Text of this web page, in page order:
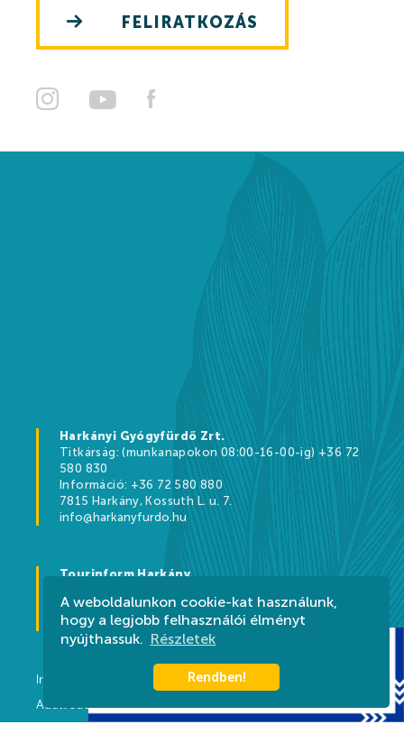
A weboldalunkon cookie-kat használunk,
hogy a legjobb felhasználói élményt
nyújthassuk. Részletek
Rendben!
NYITVATARTÁSKAPCSOLAT
FELIRATKOZÁS
Harkányi Gyógyfürdő Zrt.
Titkárság: (munkanapokon 08:00-16-00-ig) +36 72
580 830
Információ: +36 72 580 880
7815 Harkány, Kossuth L. u. 7.
info@harkanyfurdo.hu
Tourinform Harkány
+36 30 572 7711
harkany@tourinform.hu
Impresszum
Adatvédelem